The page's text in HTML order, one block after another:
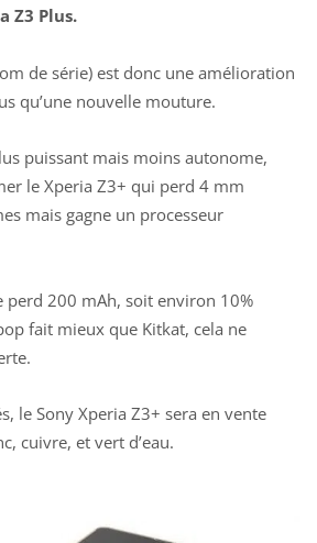
Z3 Plus.
de série) est donc une amélioration
qu’une nouvelle mouture.
puissant mais moins autonome,
le Xperia Z3+ qui perd 4 mm
mais gagne un processeur
perd 200 mAh, soit environ 10%
fait mieux que Kitkat, cela ne
le Sony Xperia Z3+ sera en vente
cuivre, et vert d’eau.